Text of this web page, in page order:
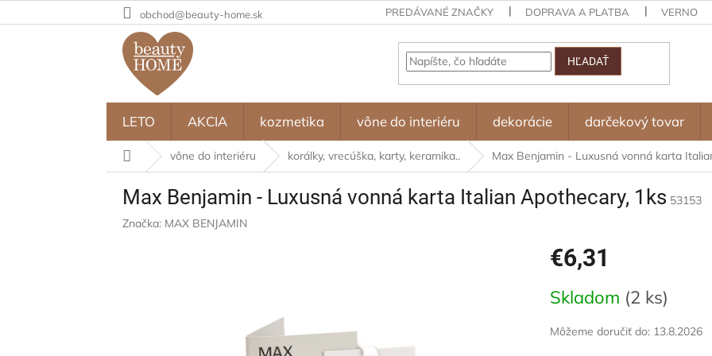
na
obchod@beauty-home.sk PREDÁVANÉ ZNAČKY DOPRAVA A PLATBA
HĽADAŤ
LETO AKCIA kozmetika vône do interiéru dekorácie darčekový tovar
Domovvône do interiéru korálky, vrecúška, karty, keramika.. Max Benjamin - Luxusná vonná karta
Max Benjamin - Luxusná vonná karta Italian Apothecary, 1ks 53153
Značka: MAX BENJAMIN
€6,31
cena:
Skladom (2 ks)
Môžeme doručiť do: 13.8.2026